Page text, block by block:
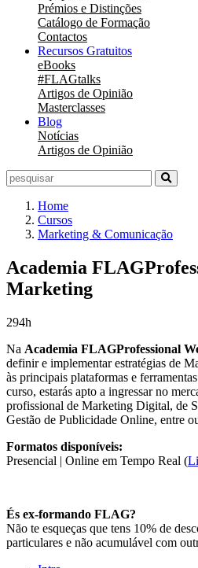
Prémios e Distinções
Catálogo de Formação
Contactos
Recursos Gratuitos
eBooks
#FLAGtalks
Artigos de Opinião
Masterclasses
Blog
Notícias
Artigos de Opinião
Home
Cursos
Marketing & Comunicação
Academia
Marketing
294h
Na Academia FLAGProfessional
definir e implementar estratégias de
às principais plataformas e
curso, estarás apto a ingressar no
profissional de Marketing Digital, de
Gestão de Publicidade Online, entre
Formatos disponíveis:
Presencial | Online em Tempo Real (
És ex-formando FLAG?
Não te esqueças que tens 10% de
particulares e não acumulável com